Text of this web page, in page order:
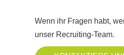
Wenn ihr Fragen habt,
unser Recruiting-Team.